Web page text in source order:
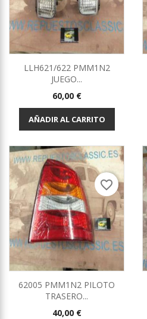
LLH621/622 PMM1N2
JUEGO...
Precio
60,00 €
AÑADIR AL CARRITO
62005 PMM1N2 PILOTO
TRASERO...
Precio
40,00 €
favorite_border